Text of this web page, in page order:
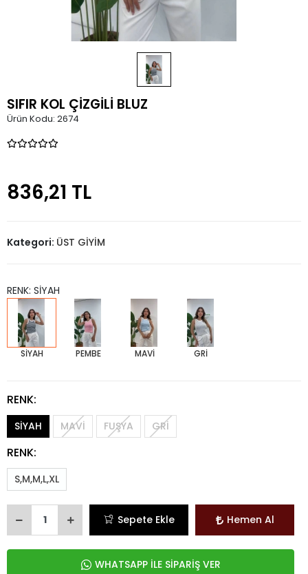
SIFIR KOL ÇİZGİLİ BLUZ
Ürün Kodu: 2674
836,21 TL
Kategori: ÜST GİYİM
RENK: SİYAH
SİYAH PEMBE MAVİ GRİ
RENK:
SİYAH MAVİ FUŞYA GRİ
RENK:
S,M,M,L,XL
Sepete Ekle Hemen Al
WHATSAPP İLE SİPARİŞ VER